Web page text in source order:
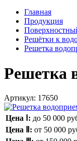
Главная
Продукция
Решётки к
Решетка
Решетка
Артикул: 17650
Цена Ⅰ: до 50 000
Цена Ⅱ: от 50 000